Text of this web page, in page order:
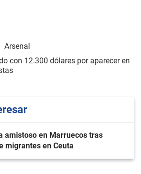
Arsenal
con 12.300 dólares por aparecer en
amistoso en Marruecos tras
migrantes en Ceuta